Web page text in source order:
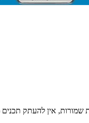
שמורות, אין להעתק